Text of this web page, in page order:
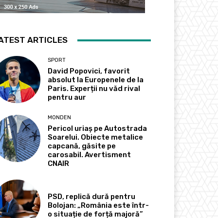
ARTICLES
SPORT
David Popovici, favorit
absolut la Europenele de la
Paris. Experții nu văd rival
pentru aur
MONDEN
Pericol uriaș pe Autostrada
Soarelui. Obiecte metalice
capcană, găsite pe
carosabil. Avertisment
CNAIR
PSD, replică dură pentru
Bolojan: „România este într-
o situație de forță majoră”